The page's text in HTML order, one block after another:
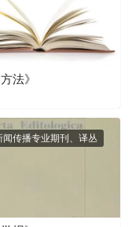
法》
闻传播专业期刊、译丛